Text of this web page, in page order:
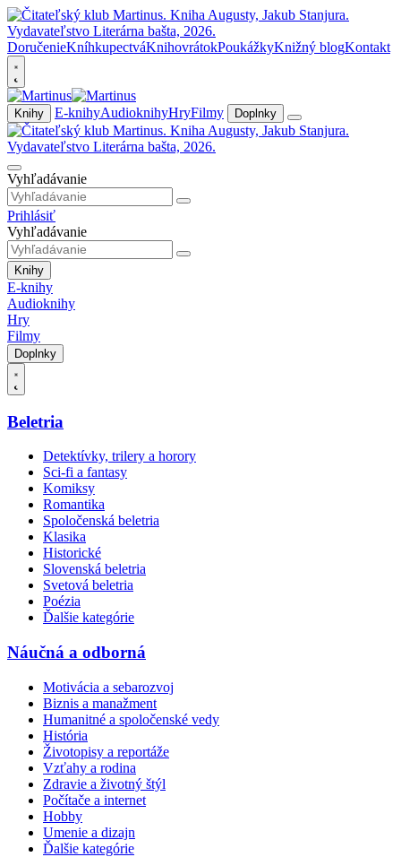
DoručenieKníhkupectváKnihovrátokPoukážkyKnižný blogKontakt
Knihy E-knihyAudioknihyHryFilmy Doplnky
Vyhľadávanie
Prihlásiť
Vyhľadávanie
Knihy
E-knihy
Audioknihy
Hry
Filmy
Doplnky
Beletria
Detektívky, trilery a horory
Sci-fi a fantasy
Komiksy
Romantika
Spoločenská beletria
Klasika
Historické
Slovenská beletria
Svetová beletria
Poézia
Ďalšie kategórie
Náučná a odborná
Motivácia a sebarozvoj
Biznis a manažment
Humanitné a spoločenské vedy
História
Životopisy a reportáže
Vzťahy a rodina
Zdravie a životný štýl
Počítače a internet
Hobby
Umenie a dizajn
Ďalšie kategórie